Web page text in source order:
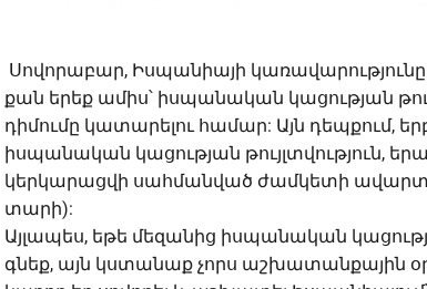
Սովորաբար, Իսպանիայի
քան երեք ամիս՝ իսպանական կացության
դիմումը կատարելու համար: Այն դեպքում,
իսպանական կացության թույլտվություն,
կերկարացվի սահմանված ժամկետի
տարի):
Այլապես, եթե մեզանից իսպանական
գնեք, այն կստանաք չորս աշխատանքային